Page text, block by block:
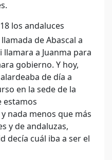
los andaluces
de Abascal a
a Juanma para
gobierno. Y hoy,
de día a
en la sede de la
estamos
nada menos que más
y de andaluzas,
decía cuál iba a ser el